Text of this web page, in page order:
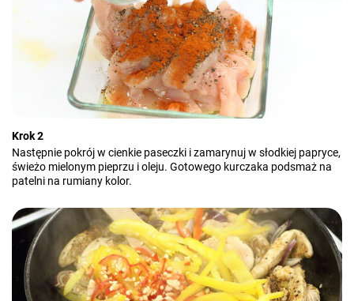
Krok 2
Następnie pokrój w cienkie paseczki i zamarynuj w słodkiej papryce,
świeżo mielonym pieprzu i oleju. Gotowego kurczaka podsmaż na
patelni na rumiany kolor.